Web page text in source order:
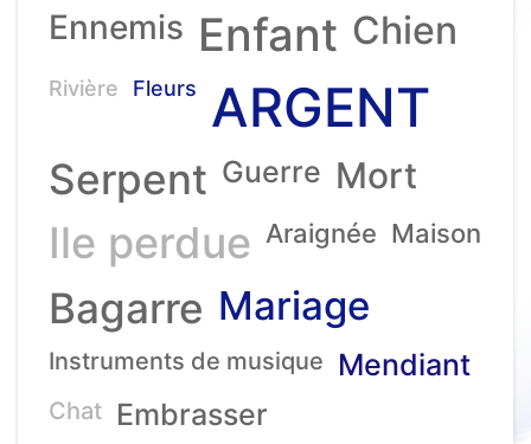
Ennemis Enfant Chien
Rivière Fleurs ARGENT
Serpent Guerre Mort
Ile perdue Araignée Maison
Bagarre Mariage
Instruments de musique Mendiant
Chat Embrasser